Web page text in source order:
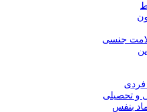
جنسی
و تحصیلی
بنفس